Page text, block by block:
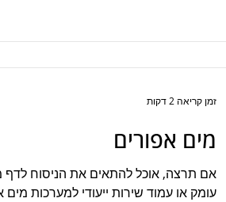
מים אפורים
אם תרצה, אוכל להתאים את הניסוח לדף
עומק או עמוד שירות ייעודי למערכות מים
זמן קריאה 2 דקות